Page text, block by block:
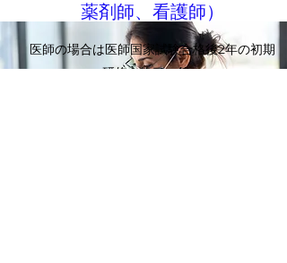
薬剤師、看護師）
医師の場合は医師国家試験合格後2年の初期
研修を終了の後、